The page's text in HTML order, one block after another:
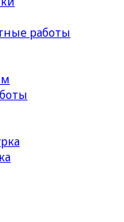
работы